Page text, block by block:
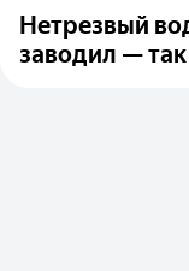
Нетрезвый
заводил —